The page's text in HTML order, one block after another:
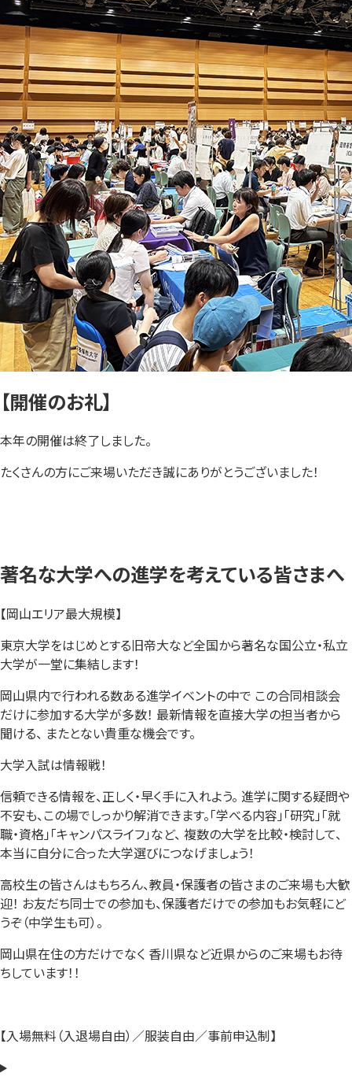
【開催のお礼】
本年の開催は終了しました。
たくさんの方にご来場いただき誠にありがとうございました！
著名な大学への進学を考えている皆さまへ
【岡山エリア最大規模】
東京大学をはじめとする旧帝大など全国から著名な国公立・私立
大学が一堂に集結します！
岡山県内で行われる数ある進学イベントの中で この合同相談会
だけに参加する大学が多数！ 最新情報を直接大学の担当者から
聞ける、 またとない貴重な機会です。
大学入試は情報戦！
信頼できる情報を、正しく・早く手に入れよう。 進学に関する疑問や
不安も、この場でしっかり解消できます。「学べる内容」「研究」「就
職・資格」「キャンパスライフ」など、 複数の大学を比較・検討して、
本当に自分に合った大学選びにつなげましょう！
高校生の皆さんはもちろん、教員・保護者の皆さまのご来場も大歓
迎！ お友だち同士での参加も、保護者だけでの参加もお気軽にど
うぞ（中学生も可）。
岡山県在住の方だけでなく 香川県など近県からのご来場もお待
ちしています！！
【入場無料（入退場自由）／服装自由／事前申込制】